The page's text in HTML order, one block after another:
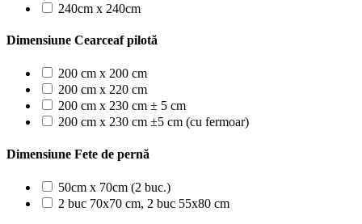
240cm x 240cm
Dimensiune Cearceaf pilotă
200 cm x 200 cm
200 cm x 220 cm
200 cm x 230 cm ± 5 cm
200 cm x 230 cm ±5 cm (cu fermoar)
Dimensiune Fete de pernă
50cm x 70cm (2 buc.)
2 buc 70x70 cm, 2 buc 55x80 cm